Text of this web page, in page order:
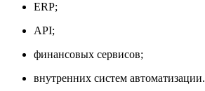
ERP;
API;
финансовых сервисов;
внутренних систем автоматизации.